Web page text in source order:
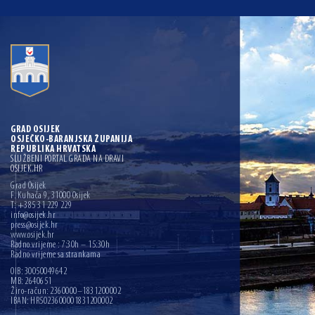
GRAD OSIJEK
OSJEČKO-BARANJSKA ŽUPANIJA
REPUBLIKA HRVATSKA
SLUŽBENI PORTAL GRADA NA DRAVI
OSIJEK.HR
Grad Osijek
F. Kuhača 9, 31000 Osijek
T: +385 31 229 229
info@osijek.hr
press@osijek.hr
www.osijek.hr
Radno vrijeme : 7:30h – 15:30h
Radno vrijeme sa strankama
OIB: 30050049642
MB: 2640651
Žiro-račun: 2360000–1831200002
IBAN: HR5023600001831200002